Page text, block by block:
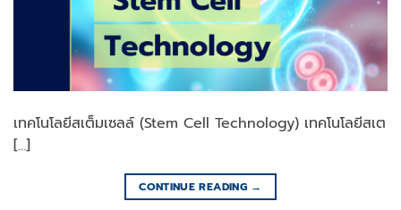
เทคโนโลยีสเต็มเซลล์ (Stem Cell Technology) เทคโนโลยีสเต
[…]
CONTINUE READING →